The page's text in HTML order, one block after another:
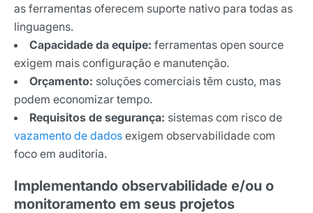
as ferramentas oferecem suporte nativo para todas as
linguagens.
Capacidade da equipe: ferramentas open source
exigem mais configuração e manutenção.
Orçamento: soluções comerciais têm custo, mas
podem economizar tempo.
Requisitos de segurança: sistemas com risco de
vazamento de dados exigem observabilidade com
foco em auditoria.
Implementando observabilidade e/ou o
monitoramento em seus projetos